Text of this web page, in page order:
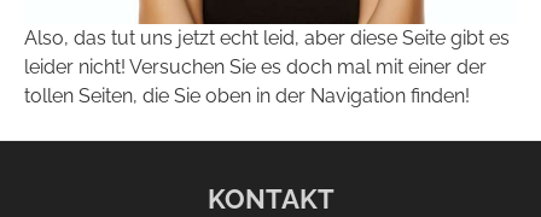
Also, das tut uns jetzt echt leid, aber diese Seite gibt es
leider nicht! Versuchen Sie es doch mal mit einer der
tollen Seiten, die Sie oben in der Navigation finden!
KONTAKT